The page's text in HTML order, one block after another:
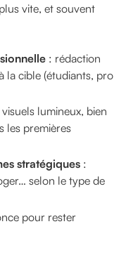
vite, et souvent
: rédaction
la cible (étudiants, pro
lumineux, bien
les premières
stratégiques :
selon le type de
pour rester